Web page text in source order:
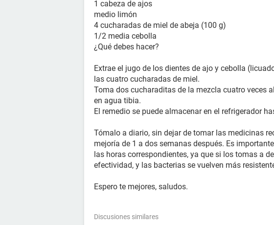
1 cabeza de ajos
medio limón
4 cucharadas de miel de abeja (100 g)
1/2 media cebolla
¿Qué debes hacer?
Extrae el jugo de los dientes de ajo y cebolla
las cuatro cucharadas de miel.
Toma dos cucharaditas de la mezcla cuatro veces
en agua tibia.
El remedio se puede almacenar en el refrigerador
Tómalo a diario, sin dejar de tomar las medicinas
mejoría de 1 a dos semanas después. Es
las horas correspondientes, ya que si los tomas a
efectividad, y las bacterias se vuelven más
Espero te mejores, saludos.
Discusiones similares